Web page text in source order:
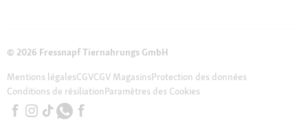
© 2026 Fressnapf Tiernahrungs GmbH
Mentions légalesCGVCGV MagasinsProtection des données
Conditions de résiliationParamètres des Cookies